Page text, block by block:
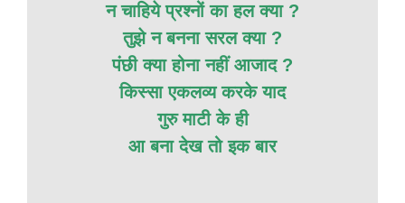
न चाहिये प्रश्नों का हल क्या ?
तुझे न बनना सरल क्या ?
पंछी क्या होना नहीं आजाद ?
किस्सा एकलव्य करके याद
गुरु माटी के ही
आ बना देख तो इक बार